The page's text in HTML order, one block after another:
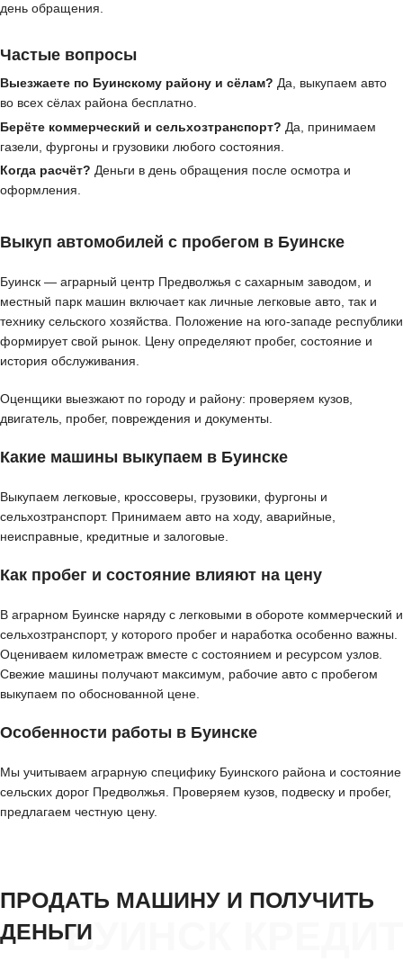
день обращения.
Частые вопросы
Выезжаете по Буинскому району и сёлам? Да, выкупаем авто
во всех сёлах района бесплатно.
Берёте коммерческий и сельхозтранспорт? Да, принимаем
газели, фургоны и грузовики любого состояния.
Когда расчёт? Деньги в день обращения после осмотра и
оформления.
Выкуп автомобилей с пробегом в Буинске
Буинск — аграрный центр Предволжья с сахарным заводом, и
местный парк машин включает как личные легковые авто, так и
технику сельского хозяйства. Положение на юго-западе республики
формирует свой рынок. Цену определяют пробег, состояние и
история обслуживания.
Оценщики выезжают по городу и району: проверяем кузов,
двигатель, пробег, повреждения и документы.
Какие машины выкупаем в Буинске
Выкупаем легковые, кроссоверы, грузовики, фургоны и
сельхозтранспорт. Принимаем авто на ходу, аварийные,
неисправные, кредитные и залоговые.
Как пробег и состояние влияют на цену
В аграрном Буинске наряду с легковыми в обороте коммерческий и
сельхозтранспорт, у которого пробег и наработка особенно важны.
Оцениваем километраж вместе с состоянием и ресурсом узлов.
Свежие машины получают максимум, рабочие авто с пробегом
выкупаем по обоснованной цене.
Особенности работы в Буинске
Мы учитываем аграрную специфику Буинского района и состояние
сельских дорог Предволжья. Проверяем кузов, подвеску и пробег,
предлагаем честную цену.
БУИНСК КРЕДИТ
ПРОДАТЬ МАШИНУ И ПОЛУЧИТЬ
ДЕНЬГИ